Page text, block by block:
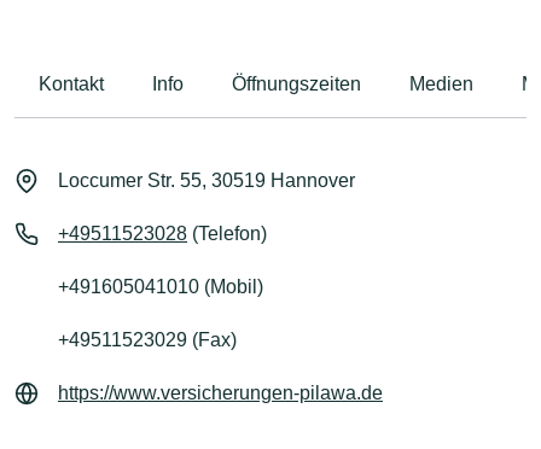
Kontakt Info Öffnungszeiten Medien
Loccumer Str. 55, 30519 Hannover
+49511523028 (Telefon)
+491605041010 (Mobil)
+49511523029 (Fax)
https://www.versicherungen-pilawa.de